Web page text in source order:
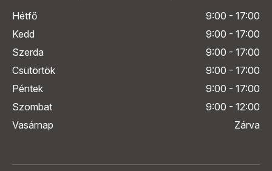
Hétfő
9:00 - 17:00
Kedd
9:00 - 17:00
Szerda
9:00 - 17:00
Csütörtök
9:00 - 17:00
Péntek
9:00 - 17:00
Szombat
9:00 - 12:00
Vasárnap
Zárva